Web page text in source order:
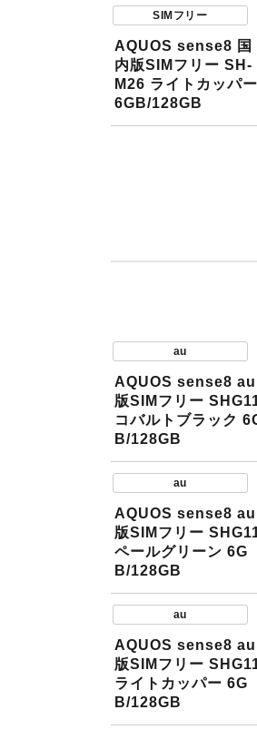
SIMフリー
AQUOS sense8 国
内版SIMフリー SH-
M26 ライトカッパー
6GB/128GB
au
AQUOS sense8 au
版SIMフリー
コバルトブラック
B/128GB
au
AQUOS sense8 au
版SIMフリー
ペールグリーン 6G
B/128GB
au
AQUOS sense8 au
版SIMフリー
ライトカッパー 6G
B/128GB